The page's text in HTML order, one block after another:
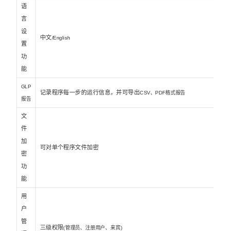
语
言
设
置
功
能
中文/English
GLP
报告
记录程序每一步的运行信息，并可导出CSV、PDF格式报告
文
件
加
密
功
能
可对单个程序文件加密
用
户
管
三级权限(管理员、注册用户、来宾)